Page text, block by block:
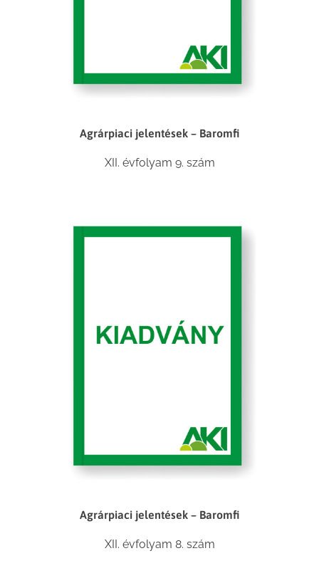
Agrárpiaci jelentések – Baromfi
XII. évfolyam 9. szám
Agrárpiaci jelentések – Baromfi
XII. évfolyam 8. szám